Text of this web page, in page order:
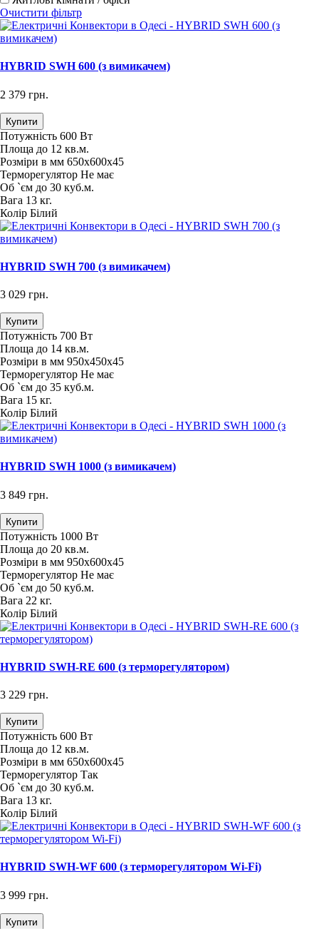
Очистити фільтр
HYBRID SWH 600 (з вимикачем)
2 379 грн.
Купити
Потужність 600 Вт
Площа до 12 кв.м.
Розміри в мм 650х600х45
Терморегулятор Не має
Об `єм до 30 куб.м.
Вага 13 кг.
Колір Білий
HYBRID SWH 700 (з вимикачем)
3 029 грн.
Купити
Потужність 700 Вт
Площа до 14 кв.м.
Розміри в мм 950х450х45
Терморегулятор Не має
Об `єм до 35 куб.м.
Вага 15 кг.
Колір Білий
HYBRID SWH 1000 (з вимикачем)
3 849 грн.
Купити
Потужність 1000 Вт
Площа до 20 кв.м.
Розміри в мм 950х600х45
Терморегулятор Не має
Об `єм до 50 куб.м.
Вага 22 кг.
Колір Білий
HYBRID SWH-RE 600 (з терморегулятором)
3 229 грн.
Купити
Потужність 600 Вт
Площа до 12 кв.м.
Розміри в мм 650х600х45
Терморегулятор Так
Об `єм до 30 куб.м.
Вага 13 кг.
Колір Білий
HYBRID SWH-WF 600 (з терморегулятором Wi-Fi)
3 999 грн.
Купити